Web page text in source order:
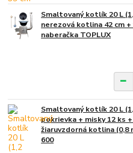
Smaltovaný kotlík 20 L
nerezová kotlina 42 cm +
naberačka TOPLUX
Smaltovaný kotlík 20 L
pokrievka + misky 12 ks
žiaruvzdorná kotlina (0,8
600